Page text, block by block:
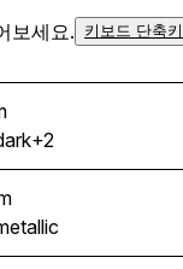
보세요. 키보드 단축
+2